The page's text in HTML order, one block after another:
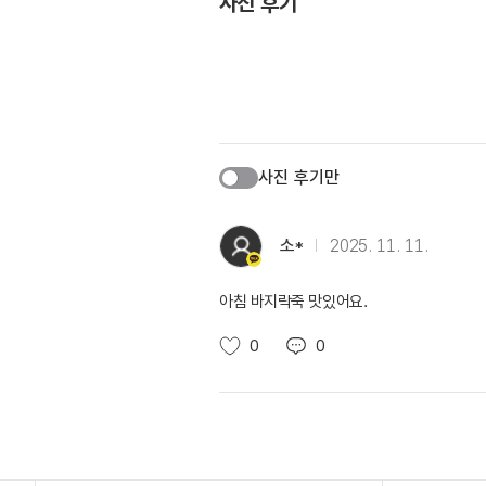
사진 후기만
소* 2025. 11. 11.
아침 바지락죽 맛있어요.
0 0